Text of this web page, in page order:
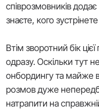
співрозмовників
знаєте, кого зустрінете
Втім зворотний бік
одразу. Оскільки тут
онбордингу та майже
розмов дуже
натрапити на